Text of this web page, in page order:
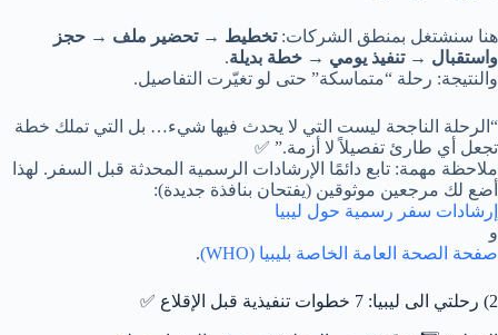
هنا سنشتغل بمنطق الشركات:تخطيط →تحضير ملف → حجز
واستقبال →تنفيذ يومي → خطة بديلة.
والنتيجة: رحلة “متماسكة” حتى لو تغيّرت التفاصيل.
“الرحلة الناجحة ليست التي لا يحدث فيها شيء… بل التي تملك خطة
تجعل أي طارئ تفصيلاً لا أزمة.” ✅
ملاحظة مهمة: تابع دائمًا الإرشادات الرسمية المحدثة قبل السفر. لهذا
أضع لك مرجعين موثوقين (يفتحان بنافذة جديدة):
إرشادات سفر رسمية حول ليبيا
و
صفحة الصحة العامة الخاصة بليبيا (WHO)
.
2) رحلتي الى ليبيا: 7 خطوات تنفيذية قبل الإقلاع ✅